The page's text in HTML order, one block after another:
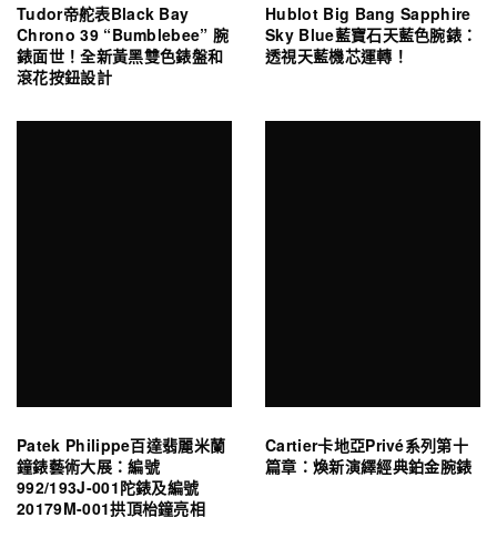
Tudor帝舵表Black Bay
Chrono 39 “Bumblebee” 腕
錶面世！全新黃黑雙色錶盤和
滾花按鈕設計
Hublot Big Bang Sapphire
Sky Blue藍寶石天藍色腕錶：
透視天藍機芯運轉！
Patek Philippe百達翡麗米蘭
鐘錶藝術大展：編號
992/193J-001陀錶及編號
20179M-001拱頂枱鐘亮相
Cartier卡地亞Privé系列第十
篇章：煥新演繹經典鉑金腕錶